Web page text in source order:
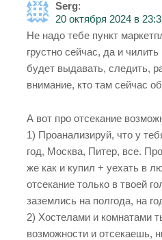
Serg:
20 октября 2024 в
Не надо тебе пункт
грустно сейчас, да и
будет выдавать, следить,
внимание, кто там сейчас
А вот про отсекание
1) Проанализируй, что у
год, Москва, Питер, все.
же как и купил + уехать в
отсекание только в твоей
заземлись на полгода, на
2) Хостелами и комнатами
возможности и отсекаешь,